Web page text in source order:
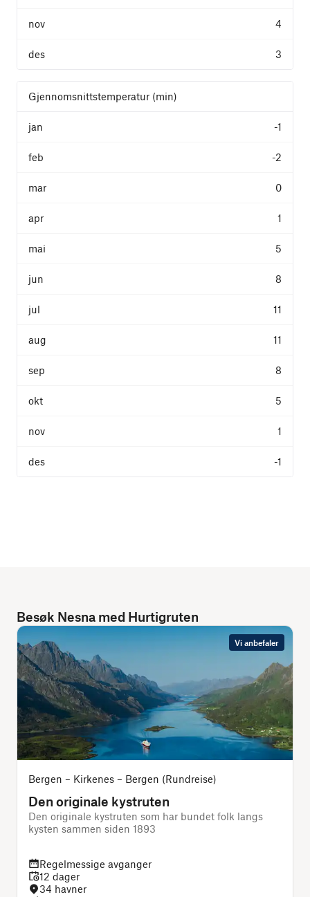
4
3
Gjennomsnittstemperatur (min)
-1
-2
0
1
5
8
11
11
8
5
1
-1
Besøk Nesna med Hurtigruten
Vi anbefaler
Bergen – Kirkenes – Bergen (Rundreise)
Den originale kystruten
Den originale kystruten som har bundet folk langs
kysten sammen siden 1893
Regelmessige avganger
12 dager
34 havner